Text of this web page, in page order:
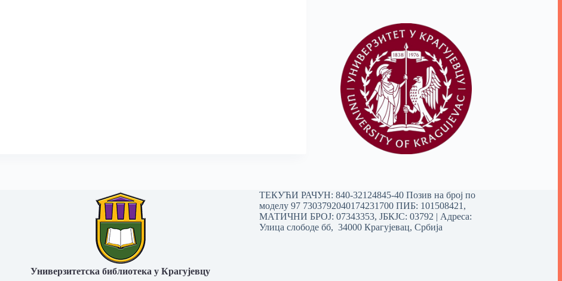
Универзитетска библиотека у Крагујевцу
ТЕКУЋИ РАЧУН: 840-32124845-40 Позив на број по
моделу 97 7303792040174231700ПИБ: 101508421,
МАТИЧНИ БРОЈ: 07343353, ЈБКЈС: 03792 | Aдреса:
Улица слободе бб, 34000 Крагујевац, Србија